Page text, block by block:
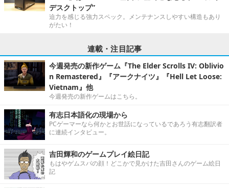
デスクトップ”
迫力を感じる強力スペック。メンテナンスしやすい構造もあり
がたい！
連載・注目記事
今週発売の新作ゲーム『The Elder Scrolls IV: Oblivio
n Remastered』『アークナイツ』『Hell Let Loose:
Vietnam』他
今週発売の新作ゲームはこちら。
有志日本語化の現場から
PCゲーマーなら何かとお世話になっているであろう有志翻訳者
に連続インタビュー。
吉田輝和のゲームプレイ絵日記
もはやゲムスパの顔！どこかで見かけた吉田さんのゲーム絵日
記